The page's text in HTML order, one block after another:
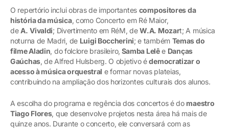
O repertório inclui obras de importantes compositores da
história da música, como Concerto em Ré Maior,
deA. Vivaldi; Divertimento em RéM, deW.A. Mozart; A música
noturna de Madri, de Luigi Boccherini; e também Temas do
filme Aladin, do folclore brasileiro, Samba Lelêe Danças
Gaúchas, de Alfred Hulsberg. O objetivo édemocratizar o
acesso à música orquestral e formar novas plateias,
contribuindo na ampliação dos horizontes culturais dos alunos.
A escolha do programa e regência dos concertos é do maestro
Tiago Flores, que desenvolve projetos nesta área há mais de
quinze anos. Durante o concerto, ele conversará com as